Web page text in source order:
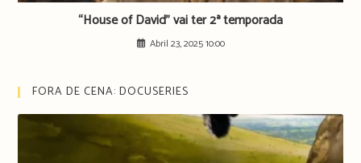
“House of David” vai ter 2ª temporada
Abril 23, 2025 10:00
FORA DE CENA: DOCUSERIES